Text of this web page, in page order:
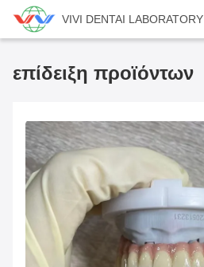
VIVI DENTAI LABORATORY
επίδειξη προϊόντων